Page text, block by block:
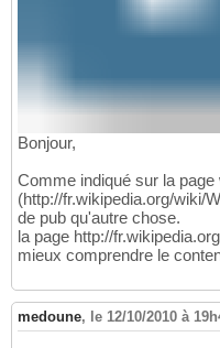
Bonjour,
Comme indiqué sur la page
(http://fr.wikipedia.org/wiki/
de pub qu'autre chose.
la page http://
mieux comprendre le
medoune, le 12/10/2010 à